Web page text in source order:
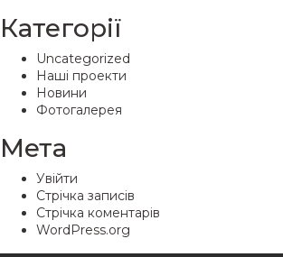
Категорії
Uncategorized
Наші проекти
Новини
Фотогалерея
Мета
Увійти
Стрічка записів
Стрічка коментарів
WordPress.org